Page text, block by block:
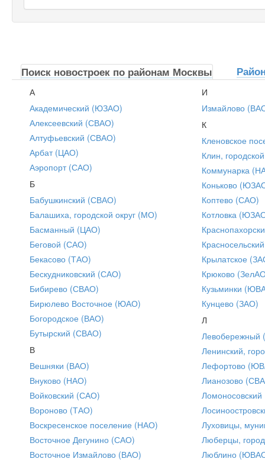
Поиск новостроек по районам Москвы
А
Академический (ЮЗАО)
Алексеевский (СВАО)
Алтуфьевский (СВАО)
Арбат (ЦАО)
Аэропорт (САО)
Б
Бабушкинский (СВАО)
Балашиха, городской округ (МО)
Басманный (ЦАО)
Беговой (САО)
Бекасово (ТАО)
Бескудниковский (САО)
Бибирево (СВАО)
Бирюлево Восточное (ЮАО)
Богородское (ВАО)
Бутырский (СВАО)
В
Вешняки (ВАО)
Внуково (НАО)
Войковский (САО)
Вороново (ТАО)
Воскресенское поселение (НАО)
Восточное Дегунино (САО)
Восточное Измайлово (ВАО)
И
Измайлово
К
Кленовское
Клин,
Коммунарка
Коньково
Коптево (САО)
Котловка
Крылатское
Крюково
Кузьминки
Кунцево (ЗАО)
Л
Ленинский,
Лефортово
Лианозово
Луховицы,
Люберцы,
Люблино